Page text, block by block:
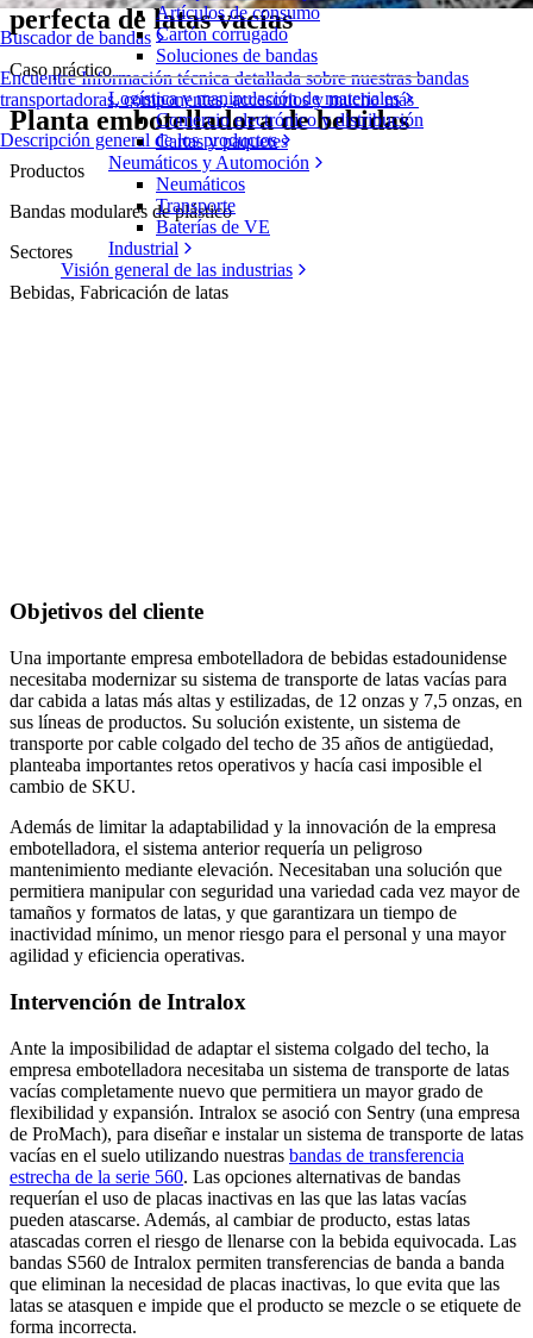
Buscador de bandas
Encuentre Información técnica detallada sobre nuestras bandas
transportadoras, componentes, accesorios y mucho más
Descripción general de los productos
Artículos de consumo
Cartón corrugado
Soluciones de bandas
Logística y manipulación de materiales
Comercio electrónico y distribución
Cartas y paquetes
Neumáticos y Automoción
Neumáticos
Transporte
Baterías de VE
Industrial
Visión general de las industrias
perfecta de latas vacías
Caso práctico
Planta embotelladora de bebidas
Productos
Bandas modulares de plástico
Sectores
Bebidas, Fabricación de latas
Objetivos del cliente
Una importante empresa embotelladora de bebidas estadounidense
necesitaba modernizar su sistema de transporte de latas vacías para
dar cabida a latas más altas y estilizadas, de 12 onzas y 7,5 onzas, en
sus líneas de productos. Su solución existente, un sistema de
transporte por cable colgado del techo de 35 años de antigüedad,
planteaba importantes retos operativos y hacía casi imposible el
cambio de SKU.
Además de limitar la adaptabilidad y la innovación de la empresa
embotelladora, el sistema anterior requería un peligroso
mantenimiento mediante elevación. Necesitaban una solución que
permitiera manipular con seguridad una variedad cada vez mayor de
tamaños y formatos de latas, y que garantizara un tiempo de
inactividad mínimo, un menor riesgo para el personal y una mayor
agilidad y eficiencia operativas.
Intervención de Intralox
Ante la imposibilidad de adaptar el sistema colgado del techo, la
empresa embotelladora necesitaba un sistema de transporte de latas
vacías completamente nuevo que permitiera un mayor grado de
flexibilidad y expansión. Intralox se asoció con Sentry (una empresa
de ProMach), para diseñar e instalar un sistema de transporte de latas
vacías en el suelo utilizando nuestras bandas de transferencia
estrecha de la serie 560. Las opciones alternativas de bandas
requerían el uso de placas inactivas en las que las latas vacías
pueden atascarse. Además, al cambiar de producto, estas latas
atascadas corren el riesgo de llenarse con la bebida equivocada. Las
bandas S560 de Intralox permiten transferencias de banda a banda
que eliminan la necesidad de placas inactivas, lo que evita que las
latas se atasquen e impide que el producto se mezcle o se etiquete de
forma incorrecta.